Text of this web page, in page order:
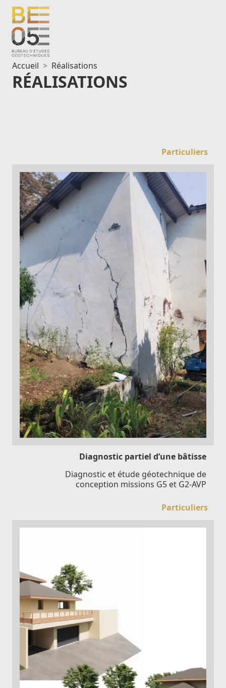
Aller
au
contenu
Accueil Réalisations
RÉALISATIONS
Particuliers
Diagnostic partiel d’une bâtisse
Diagnostic et étude géotechnique de
conception missions G5 et G2-AVP
Particuliers